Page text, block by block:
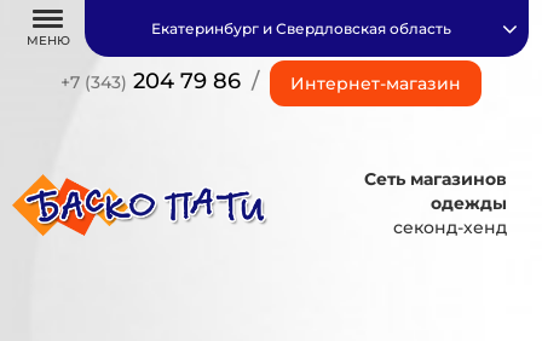
МЕНЮ
+7 (343) 204 79 86 / Интернет-магазин
Екатеринбург и Свердловская область
Сеть магазинов
одежды
секонд-хенд